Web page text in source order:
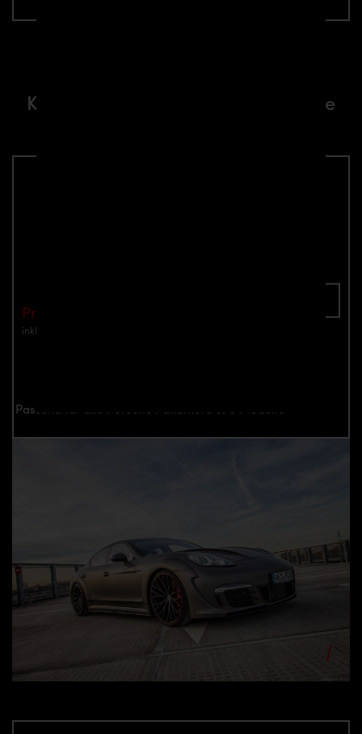
Komponente passend für Porsche
Preis: €1,399.00
inkl. Mwst.
Passend für alle Porsche Panamera 970 Modelle